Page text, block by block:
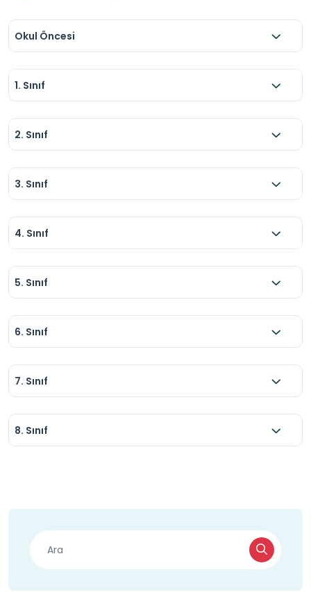
Okul Öncesi
1. Sınıf
2. Sınıf
3. Sınıf
4. Sınıf
5. Sınıf
6. Sınıf
7. Sınıf
8. Sınıf